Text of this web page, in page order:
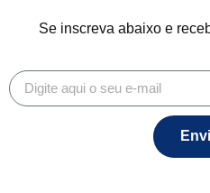
Se inscreva abaixo e